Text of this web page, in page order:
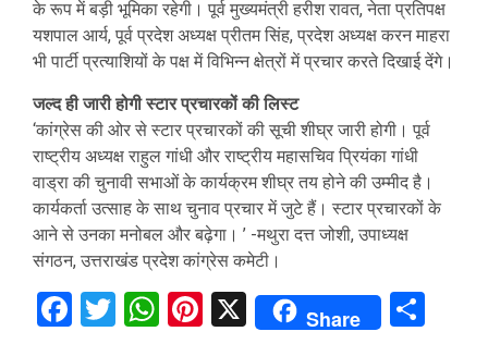
के रूप में बड़ी भूमिका रहेगी। पूर्व मुख्यमंत्री हरीश रावत, नेता प्रतिपक्ष
यशपाल आर्य, पूर्व प्रदेश अध्यक्ष प्रीतम सिंह, प्रदेश अध्यक्ष करन माहरा
भी पार्टी प्रत्याशियों के पक्ष में विभिन्न क्षेत्रों में प्रचार करते दिखाई देंगे।
जल्द ही जारी होगी स्टार प्रचारकों की लिस्ट
‘कांग्रेस की ओर से स्टार प्रचारकों की सूची शीघ्र जारी होगी। पूर्व
राष्ट्रीय अध्यक्ष राहुल गांधी और राष्ट्रीय महासचिव प्रियंका गांधी
वाड्रा की चुनावी सभाओं के कार्यक्रम शीघ्र तय होने की उम्मीद है।
कार्यकर्ता उत्साह के साथ चुनाव प्रचार में जुटे हैं। स्टार प्रचारकों के
आने से उनका मनोबल और बढ़ेगा। ’ -मथुरा दत्त जोशी, उपाध्यक्ष
संगठन, उत्तराखंड प्रदेश कांग्रेस कमेटी।
Facebook
Twitter
WhatsApp
Pinterest
X Share